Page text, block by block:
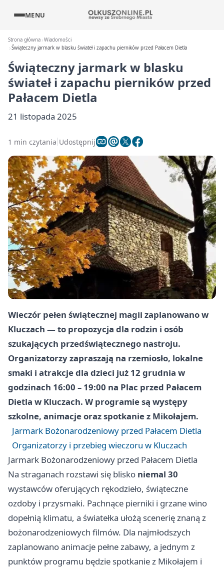
MENU
Strona główna Wiadomości
Świąteczny jarmark w blasku świateł i zapachu pierników przed Pałacem Dietla
Świąteczny jarmark w blasku
świateł i zapachu pierników przed
Pałacem Dietla
21 listopada 2025
1 min czytania Udostępnij
Wieczór pełen świątecznej magii zaplanowano w
Kluczach — to propozycja dla rodzin i osób
szukających przedświątecznego nastroju.
Organizatorzy zapraszają na rzemiosło, lokalne
smaki i atrakcje dla dzieci już 12 grudnia w
godzinach 16:00 – 19:00 na Plac przed Pałacem
Dietla w Kluczach. W programie są występy
szkolne, animacje oraz spotkanie z Mikołajem.
Jarmark Bożonarodzeniowy przed Pałacem Dietla
Organizatorzy i przebieg wieczoru w Kluczach
Jarmark Bożonarodzeniowy przed Pałacem Dietla
Na straganach rozstawi się blisko niemal 30
wystawców oferujących rękodzieło, świąteczne
ozdoby i przysmaki. Pachnące pierniki i grzane wino
dopełnią klimatu, a światełka ułożą scenerię znaną z
bożonarodzeniowych filmów. Dla najmłodszych
zaplanowano animacje pełne zabawy, a jednym z
punktów programu będzie spotkanie z Mikołajem i